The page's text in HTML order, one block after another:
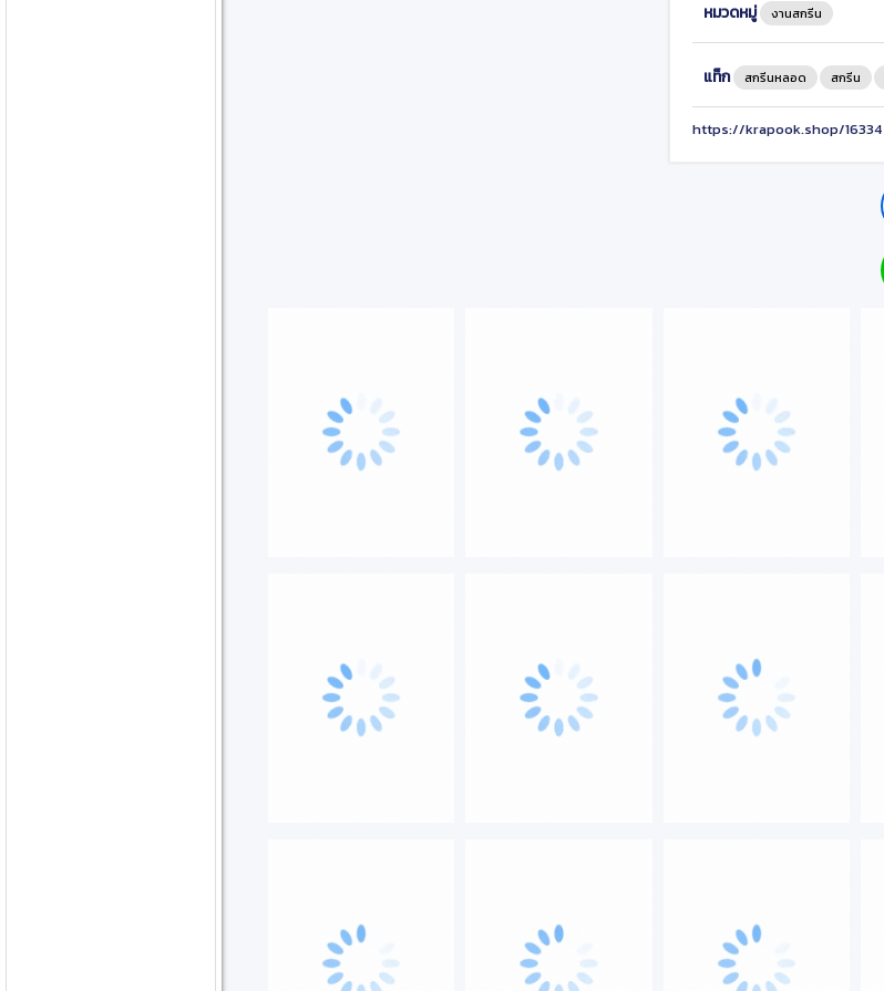
หมวดหมู่ งานสกรีน
แท็ก สกรีนหลอด สกรีน
https://krapook.shop/16334